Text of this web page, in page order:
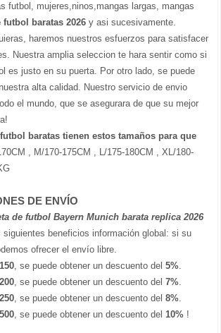
futbol, mujeres,ninos,mangas largas, mangas
futbol baratas 2026 y asi sucesivamente.
haremos nuestros esfuerzos para satisfacer
Nuestra amplia seleccion te hara sentir como si
es justo en su puerta. Por otro lado, se puede
alta calidad. Nuestro servicio de envio
el mundo, que se asegurara de que su mejor
baratas tienen estos tamaños para que
, M/170-175CM , L/175-180CM , XL/180-
DE ENVÍO
de futbol Bayern Munich barata replica 2026
siguientes beneficios información global: si su
ofrecer el envío libre.
, se puede obtener un descuento del 5%.
, se puede obtener un descuento del 7%.
, se puede obtener un descuento del 8%.
, se puede obtener un descuento del 10% !